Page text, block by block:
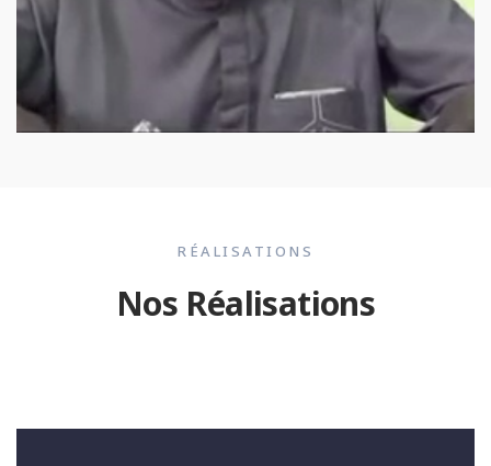
RÉALISATIONS
Nos Réalisations